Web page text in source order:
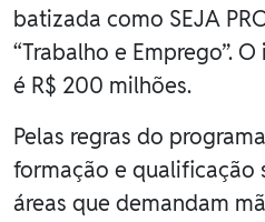
batizada como SEJA
“Trabalho e Emprego”.
é R$ 200 milhões.
Pelas regras do
formação e qualificação
áreas que demandam